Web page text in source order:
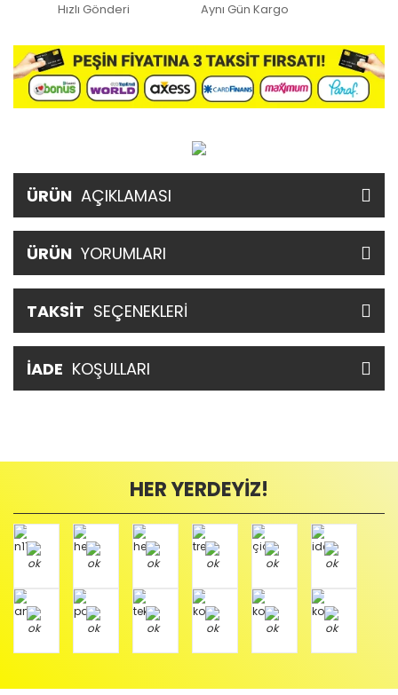
Hızlı Gönderi Aynı Gün Kargo
ÜRÜN AÇIKLAMASI
ÜRÜN YORUMLARI
TAKSİT SEÇENEKLERİ
İADE KOŞULLARI
HER YERDEYİZ!